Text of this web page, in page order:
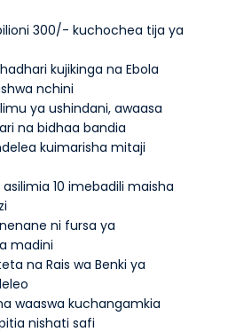
300/- kuchochea tija ya
kujikinga na Ebola
nchini
ya ushindani, awaasa
na bidhaa bandia
kuimarisha mitaji
10 imebadili maisha
ni fursa ya
madini
na Rais wa Benki ya
waaswa kuchangamkia
nishati safi